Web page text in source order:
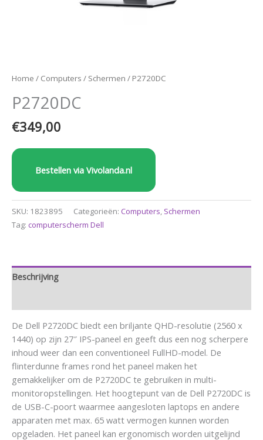
Home / Computers / Schermen / P2720DC
P2720DC
€349,00
Bestellen via Vivolanda.nl
SKU: 1823895 Categorieën: Computers, Schermen
Tag: computerscherm Dell
Beschrijving
De Dell P2720DC biedt een briljante QHD-resolutie (2560 x
1440) op zijn 27″ IPS-paneel en geeft dus een nog scherpere
inhoud weer dan een conventioneel FullHD-model. De
flinterdunne frames rond het paneel maken het
gemakkelijker om de P2720DC te gebruiken in multi-
monitoropstellingen. Het hoogtepunt van de Dell P2720DC is
de USB-C-poort waarmee aangesloten laptops en andere
apparaten met max. 65 watt vermogen kunnen worden
opgeladen. Het paneel kan ergonomisch worden uitgelijnd